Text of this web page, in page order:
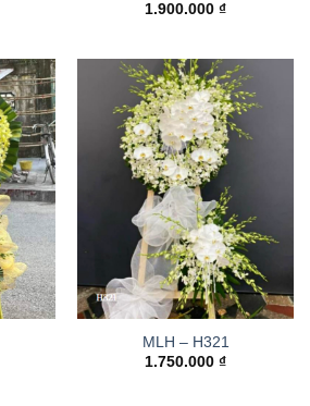
1.900.000 ₫
MLH – H321
1.750.000 ₫